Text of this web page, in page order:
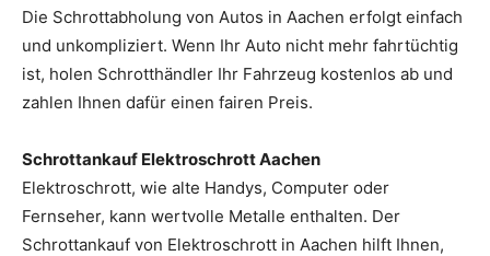
Die Schrottabholung von Autos in Aachen erfolgt einfach
und unkompliziert. Wenn Ihr Auto nicht mehr fahrtüchtig
ist, holen Schrotthändler Ihr Fahrzeug kostenlos ab und
zahlen Ihnen dafür einen fairen Preis.
Schrottankauf Elektroschrott Aachen
Elektroschrott, wie alte Handys, Computer oder
Fernseher, kann wertvolle Metalle enthalten. Der
Schrottankauf von Elektroschrott in Aachen hilft Ihnen,